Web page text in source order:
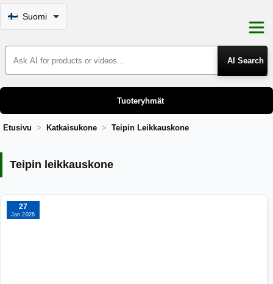
Suomi
Search Products
Tuoteryhmät
Etusivu Katkaisukone Teipin Leikkauskone
Teipin leikkauskone
27
Jan 2026